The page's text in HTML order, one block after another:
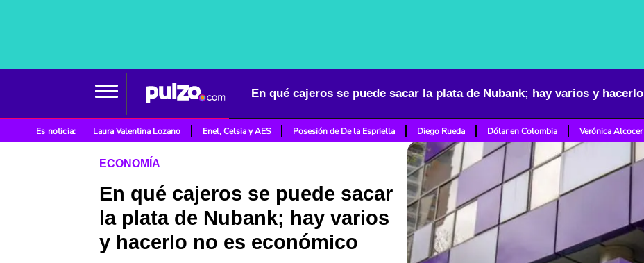
Es noticia: Laura Valentina Lozano Enel, Celsia y AES Posesión de De la Espriella Diego Rueda Dólar en Colombia Verónica Alcocer
ECONOMÍA
En qué cajeros se puede sacar
la plata de Nubank; hay varios
y hacerlo no es económico